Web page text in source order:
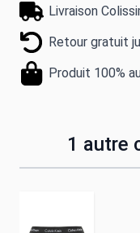
Livraison
Retour gratuit
Produit 100%
1 autre